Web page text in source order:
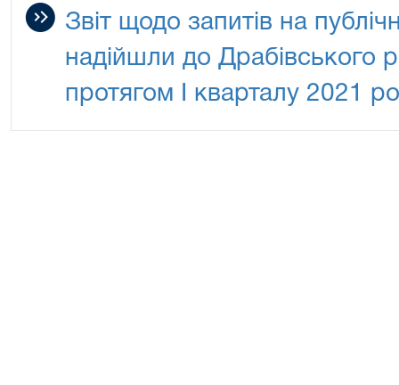
Звіт щодо запитів на
надійшли до Драбівського
протягом І кварталу 2021